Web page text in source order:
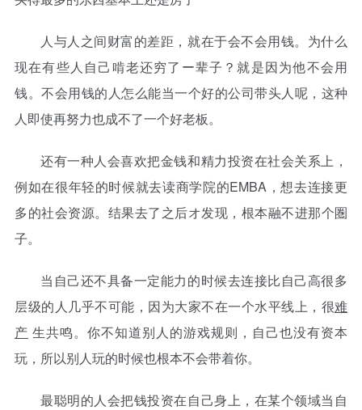
人与人之间财富的差距，就在于会不会用钱。为什么
现在有些人自己啃老还穷了ー辈子？就是因为他不会用
钱。不会用钱的人怎么能当一个好的公司带头人呢，这种
人即使再努力也成不了一个好老板。
还有一种人会喜欢把金钱和精力投资在社会关系上，
例如在很年轻的时候就去读商学院的EMBA，想去连接更
多的社会资源。结果去了之后オ发现，根本融不进那个圏
子。
当自己还不具备一定能力的时候去连接比自己高很多
层级的人几乎不可能，因为大家不在一个水平线上，很难
产 生共鸣。你不知道别人的游戏规则，自己也没有资本
玩，所以别人玩的时候也根本不会带着你。
最聪明的人会把钱投资在自己身上，在某个领域当自